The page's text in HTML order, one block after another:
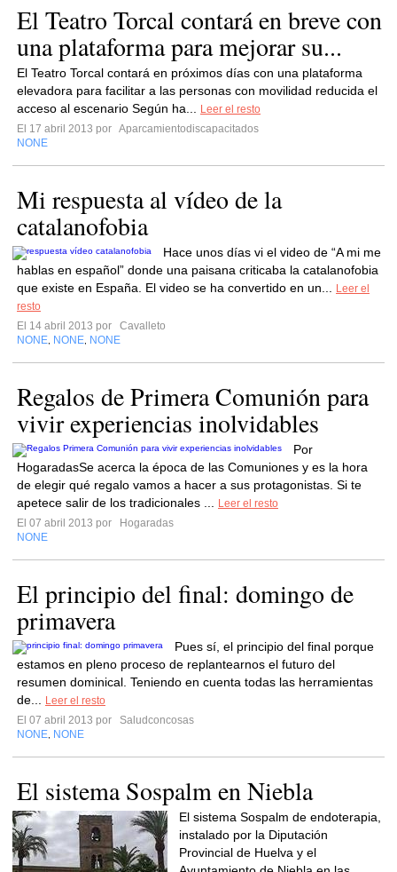
El Teatro Torcal contará en breve con
una plataforma para mejorar su...
El Teatro Torcal contará en próximos días con una plataforma
elevadora para facilitar a las personas con movilidad reducida el
acceso al escenario Según ha...
Leer el resto
El 17 abril 2013 por Aparcamientodiscapacitados
NONE
Mi respuesta al vídeo de la
catalanofobia
Hace unos días vi el video de “A mi me
hablas en español” donde una paisana criticaba la catalanofobia
que existe en España. El video se ha convertido en un...
Leer el
resto
El 14 abril 2013 por
Cavalleto
NONE NONE NONE
Regalos de Primera Comunión para
vivir experiencias inolvidables
Por
HogaradasSe acerca la época de las Comuniones y es la hora
de elegir qué regalo vamos a hacer a sus protagonistas. Si te
apetece salir de los tradicionales ...
Leer el resto
El 07 abril 2013 por
Hogaradas
NONE
El principio del final: domingo de
primavera
Pues sí, el principio del final porque
estamos en pleno proceso de replantearnos el futuro del
resumen dominical. Teniendo en cuenta todas las herramientas
de...
Leer el resto
El 07 abril 2013 por
Saludconcosas
NONE NONE
El sistema Sospalm en Niebla
El sistema Sospalm de endoterapia,
instalado por la Diputación
Provincial de Huelva y el